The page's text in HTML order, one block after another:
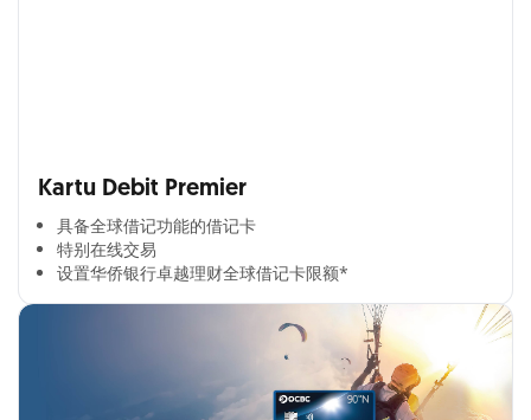
Kartu Debit Premier
具备全球借记功能的借记卡​
特别在线交易​
设置华侨银行卓越理财全球借记卡限额*​